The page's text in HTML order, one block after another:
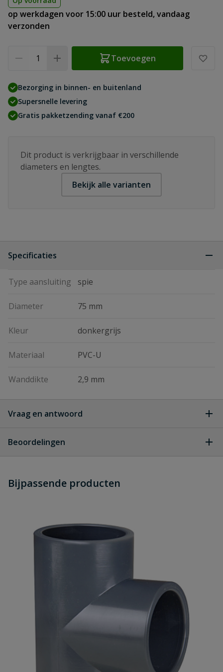
op werkdagen voor 15:00 uur besteld, vandaag
verzonden
Toevoegen
Bezorging in binnen- en buitenland
Supersnelle levering
Gratis pakketzending vanaf €200
Dit product is verkrijgbaar in verschillende
diameters en lengtes.
Bekijk alle varianten
Specificaties
Type aansluiting spie
Diameter 75 mm
Kleur donkergrijs
Materiaal PVC-U
Wanddikte 2,9 mm
Vraag en antwoord
dit product?
Beoordelingen
Schrijf zelf een beoordeling
Uw waardering:
Bijpassende producten